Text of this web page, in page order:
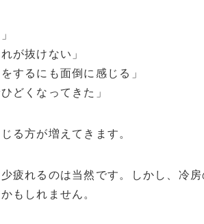
が抜けない」
するにも面倒に感じる」
どくなってきた」
る方が増えてきます。
疲れるのは当然です。しかし、冷
もしれません。